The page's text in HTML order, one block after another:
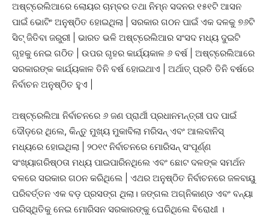
ଅଷ୍ଟ୍ରେଲିଆରେ ଲୋୟର ଚାମ୍ବର ତଥା ନିମ୍ନ ସଦନର ୧୫୧ଟି ଆସନ
ପାଇଁ ଭୋଟିଂ ଅନୁଷ୍ଠିତ ହୋଇଥିଲା | ସରକାର ଗଠନ ପାଇଁ ଏକ‌ ଦଳକୁ ୭୬ଟି
ସିଟ୍ ଜିତିବା ଜରୁରୀ | ଭାରତ ଭଳି ଅଷ୍ଟ୍ରେଲିଆର ସଂସଦ ମଧ୍ୟ ଦୁଇଟି
ଗୃହକୁ ନେଇ ଗଠିତ | ଉପର ଗୃହର କାର୍ଯ୍ୟକାଳ ୬ ବର୍ଷ | ଅଷ୍ଟ୍ରେଲିଆରେ
ସରକାରଙ୍କ କାର୍ଯ୍ୟକାଳ ତିନି ବର୍ଷ ହୋଇଥାଏ | ଅର୍ଥାତ୍ ପ୍ରତି ତିନି ବର୍ଷରେ
ନିର୍ବାଚନ ଅନୁଷ୍ଠିତ ହୁଏ |
ଅଷ୍ଟ୍ରେଲିଆ ନିର୍ବାଚନରେ ​​୬ ଜଣ ପ୍ରାର୍ଥୀ ପ୍ରଧାନମନ୍ତ୍ରୀ ପଦ ପାଇଁ
ଦୌଡ଼ରେ ଥିଲେ, କିନ୍ତୁ ମୁଖ୍ୟ ମୁକାବିଲା ମରିସନ୍ ଏବଂ ଆଲବାନିସ୍
ମଧ୍ୟରେ ହୋଇଥିଲା | ୨୦୧୯ ନିର୍ବାଚନରେ ​​ମୋରିସନ୍ ସଂପୂର୍ଣ୍ଣ
ସଂଖ୍ୟାଗରିଷ୍ଠତା ମଧ୍ୟ ପାଇପାରିନଥିଲେ ଏବଂ ଛୋଟ ଦଳଙ୍କ ସମର୍ଥନ
ବଳରେ ସରକାର ଗଠନ କରିଥିଲେ | ଏଥର ଅନୁଷ୍ଠିତ ନିର୍ବାଚନରେ ​​ଜଳବାୟୁ
ପରିବର୍ତ୍ତନ ଏକ ବଡ଼ ପ୍ରସଙ୍ଗ ଥିଲା। ଜଙ୍ଗଲ ଅଗ୍ନିକାଣ୍ଡ ଏବଂ ବନ୍ୟା
ପରିସ୍ଥିତିକୁ ନେଇ ମୋରିସନ ସରକାରଙ୍କୁ ଘେରିଥିଲେ‌ ବିରୋଧୀ ।